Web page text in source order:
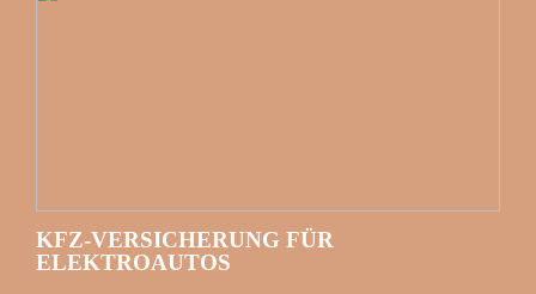
KFZ-VERSICHERUNG FÜR
ELEKTROAUTOS